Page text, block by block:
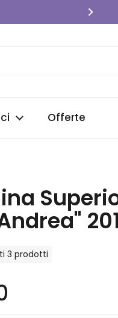
Offerte
3 prodotti
listino